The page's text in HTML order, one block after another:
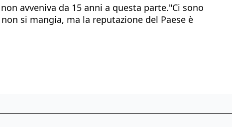
avveniva da 15 anni a questa parte."Ci sono
si mangia, ma la reputazione del Paese è